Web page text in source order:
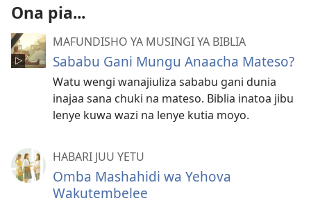
Ona pia...
MAFUNDISHO YA MUSINGI YA BIBLIA
Sababu Gani Mungu Anaacha Mateso?
Watu wengi wanajiuliza sababu gani dunia
inajaa sana chuki na mateso. Biblia inatoa jibu
lenye kuwa wazi na lenye kutia moyo.
HABARI JUU YETU
Omba Mashahidi wa Yehova
Wakutembelee